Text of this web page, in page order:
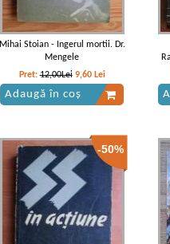
Mihai Stoian - Ingerul mortii. Dr.
Mengele
Pret:12,00Lei 9,60 Lei
Adaugă în coș
-50%